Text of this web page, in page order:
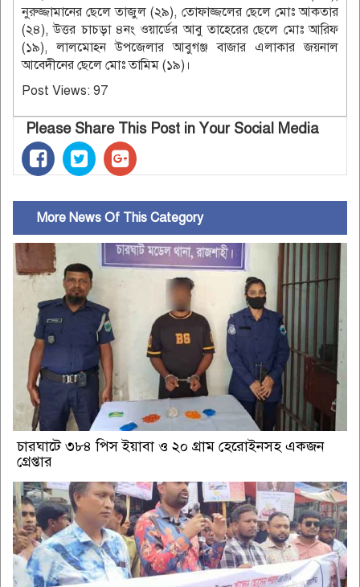
নুরুজ্জামানের ছেলে তাজুল (২৯), তোফাজ্জলের ছেলে মোঃ আকতার
(২৪), উত্তর চাচড়া ৪নং ওয়ার্ডের আবু তাহেরের ছেলে মোঃ আরিফ
(১৯), লালমোহন উপজেলার আবুগঞ্জ বাজার এলাকার জয়নাল
আবেদীনের ছেলে মোঃ তামিম (১৯)।
Post Views: 97
Please Share This Post in Your Social Media
More News Of This Category
চারঘাটে ৩৮৪ পিস ইয়াবা ও ২০ গ্রাম হেরোইনসহ একজন
গ্রেপ্তার